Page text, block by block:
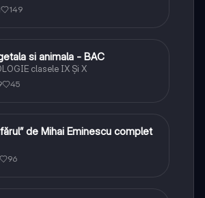
149
si animala - BAC
clasele IX Şi X
45
română
de Mihai Eminescu complet
96